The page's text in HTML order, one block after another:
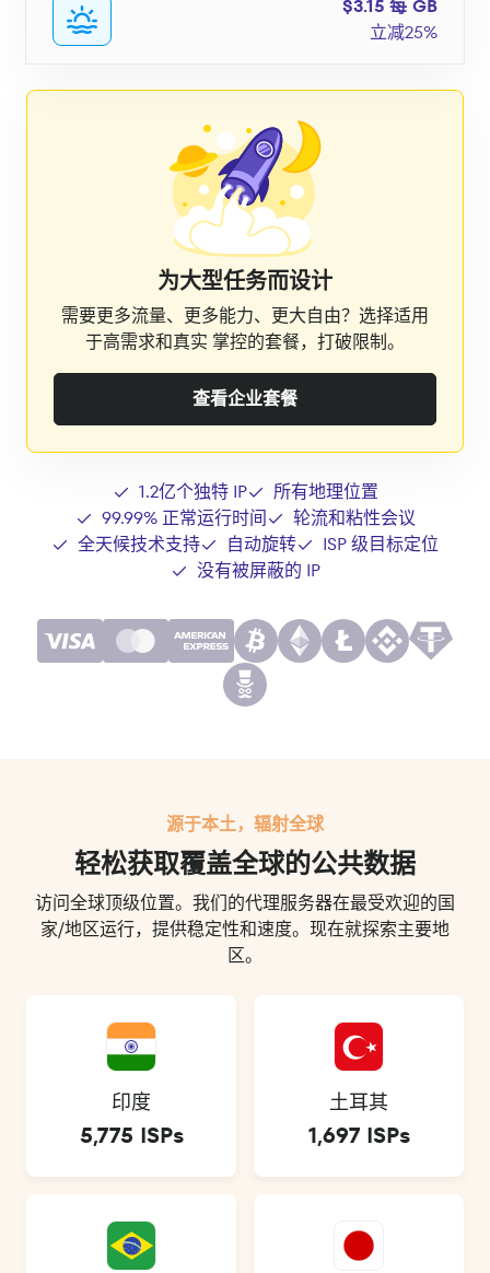
$3.15 每 GB
立减25%
为大型任务而设计
需要更多流量、更多能力、更大自由？选择适用
于高需求和真实 掌控的套餐，打破限制。
查看企业套餐
1.2亿个独特 IP
所有地理位置
99.99% 正常运行时间
轮流和粘性会议
全天候技术支持
自动旋转
ISP 级目标定位
没有被屏蔽的 IP
源于本土，辐射全球
轻松获取覆盖全球的公共数据
访问全球顶级位置。我们的代理服务器在最受欢迎的国
家/地区运行，提供稳定性和速度。现在就探索主要地
区。
印度
5,775 ISPs
土耳其
1,697 ISPs